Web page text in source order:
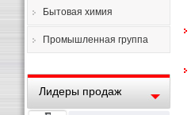
Бытовая химия
Промышленная группа
Лидеры продаж